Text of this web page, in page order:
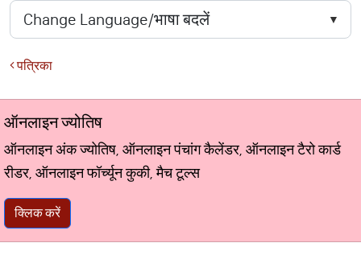
पत्रिका
ऑनलाइन ज्योतिष
ऑनलाइन अंक ज्योतिष, ऑनलाइन पंचांग कैलेंडर, ऑनलाइन टैरो कार्ड
रीडर, ऑनलाइन फॉर्च्यून कुकी, मैच टूल्स
क्लिक करें